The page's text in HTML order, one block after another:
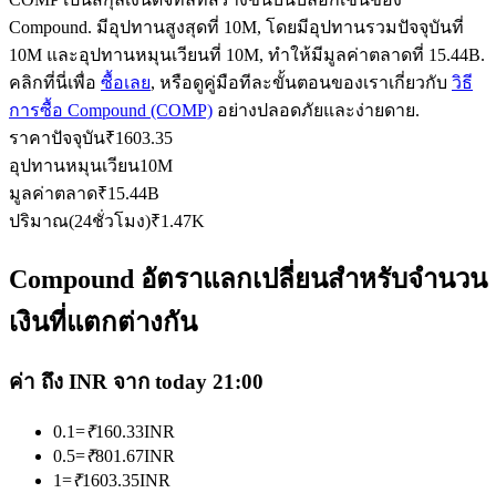
คัดลอกการซื้อขาย
เข้าร่วมกับเทรดเดอร์ชั้นนำ
เป็นเทรดเดอร์คัดลอก
เพลิดเพลินกับการแบ่งปันผลกำไรและค่าคอมมิชชั่นการคัด
Compound. มีอุปทานสูงสุดที่ 10M, โดยมีอุปทานรวมปัจจุบันที่
10M และอุปทานหมุนเวียนที่ 10M, ทำให้มีมูลค่าตลาดที่ 15.44B.
คลิกที่นี่เพื่อ ซื้อเลย, หรือดูคู่มือทีละขั้นตอนของเราเกี่ยวกับ วิธี
การซื้อ Compound (COMP) อย่างปลอดภัยและง่ายดาย.
ราคาปัจจุบัน₹1603.35
อุปทานหมุนเวียน10M
มูลค่าตลาด₹15.44B
ปริมาณ(24ชั่วโมง)₹1.47K
Compound อัตราแลกเปลี่ยนสำหรับจำนวน
เงินที่แตกต่างกัน
ค่า ถึง INR จาก today 21:00
0.1=₹160.33INR
0.5=₹801.67INR
1=₹1603.35INR